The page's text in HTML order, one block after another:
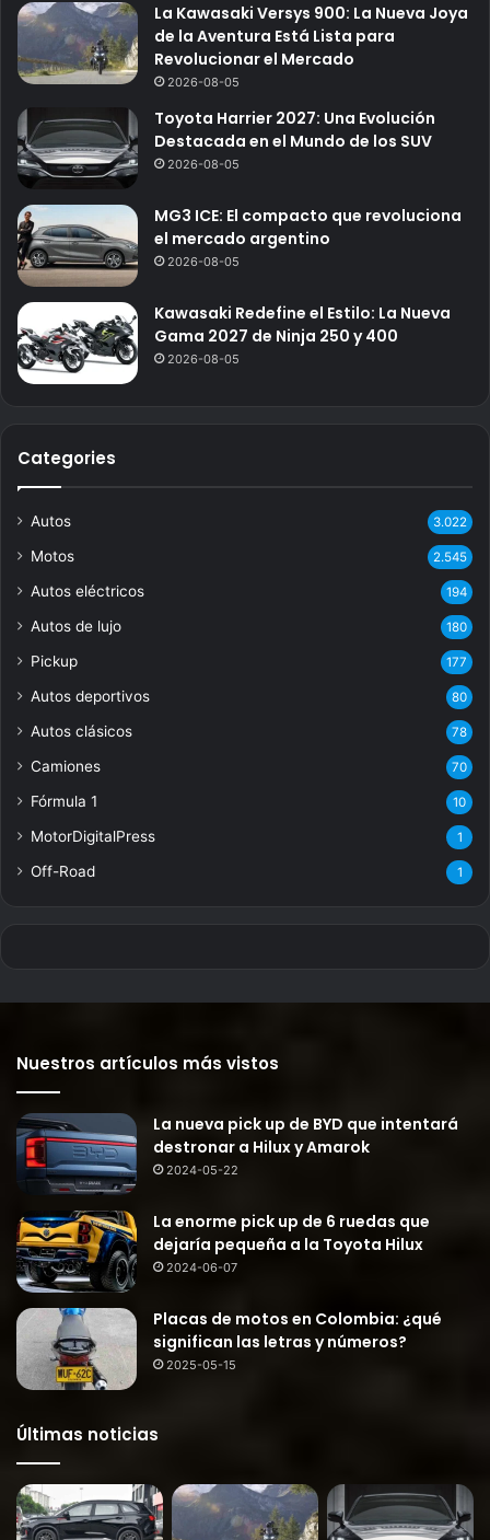
La Kawasaki Versys 900: La Nueva Joya
de la Aventura Está Lista para
Revolucionar el Mercado
2026-08-05
Toyota Harrier 2027: Una Evolución
Destacada en el Mundo de los SUV
2026-08-05
MG3 ICE: El compacto que revoluciona
el mercado argentino
2026-08-05
Kawasaki Redefine el Estilo: La Nueva
Gama 2027 de Ninja 250 y 400
2026-08-05
Categories
Autos 3.022
Motos 2.545
Autos eléctricos 194
Autos de lujo 180
Pickup 177
Autos deportivos 80
Autos clásicos 78
Camiones 70
Fórmula 1 10
MotorDigitalPress 1
Off-Road 1
Nuestros artículos más vistos
La nueva pick up de BYD que intentará
destronar a Hilux y Amarok
2024-05-22
La enorme pick up de 6 ruedas que
dejaría pequeña a la Toyota Hilux
2024-06-07
Placas de motos en Colombia: ¿qué
significan las letras y números?
2025-05-15
Últimas noticias